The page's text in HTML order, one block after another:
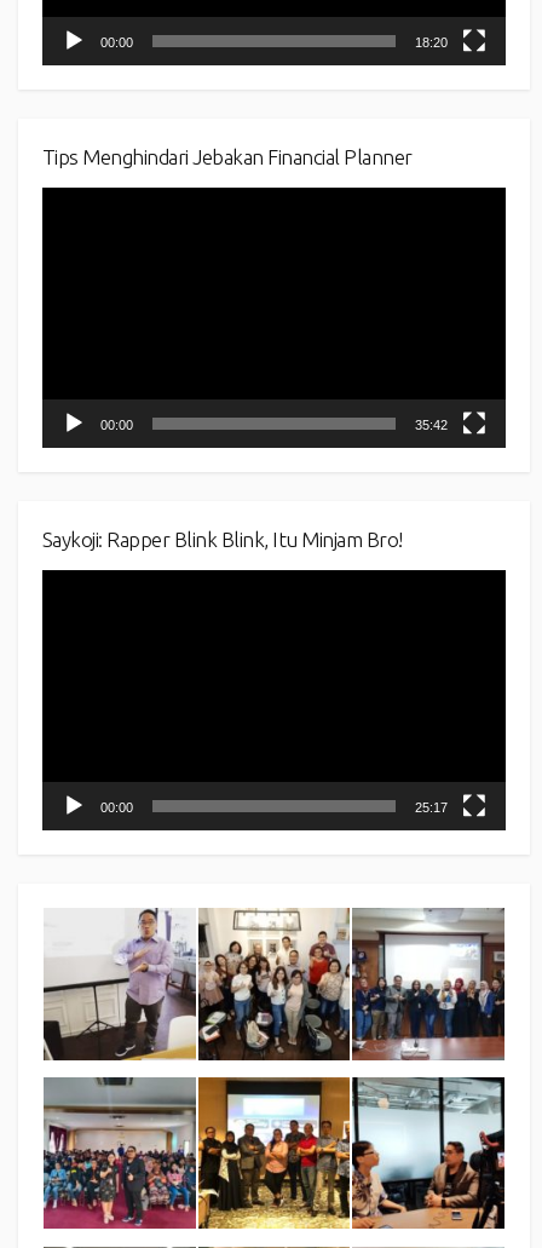
00:00 18:20
Tips Menghindari Jebakan Financial Planner
00:00 35:42
Saykoji: Rapper Blink Blink, Itu Minjam Bro!
00:00 25:17